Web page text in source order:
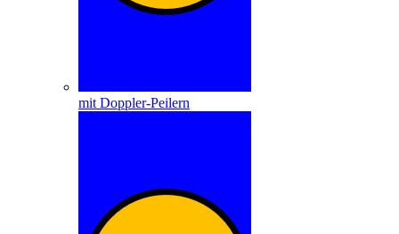
mit Doppler-Peilern